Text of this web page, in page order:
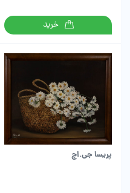
خرید
پریسا جی.اچ